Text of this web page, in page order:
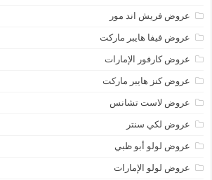
عروض فريش اند مور
عروض فيفا هايبر ماركت
عروض كارفور الإمارات
عروض كنز هايبر ماركت
عروض لاست تشانس
عروض لكي سنتر
عروض لولو أبو ظبي
عروض لولو الإمارات